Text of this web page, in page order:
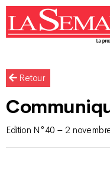
Retour
Edition N°40 – 2